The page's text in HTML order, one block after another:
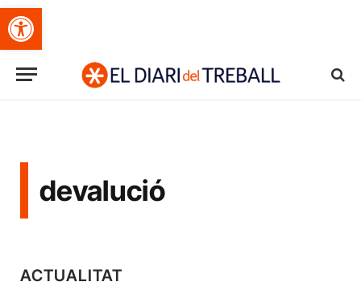
Obre la barra d'eines
devalució
ACTUALITAT